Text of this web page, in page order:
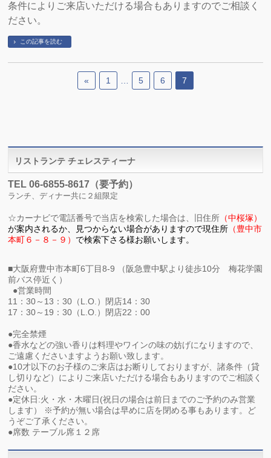
条件によりご来店いただける場合もありますのでご相談く
ださい。
この記事を読む
« 1 5 6 7
リストランテ チェレスティーナ
TEL 06-6855-8617（要予約）
ランチ、ディナー共に２組限定
☆カーナビで電話番号で当店を検索した場合は、旧住所 （中桜塚）
が案内されるか、見つからない場合がありますので現住所 （豊中市
本町６－８－９） で検索下さる様お願いします。
■大阪府豊中市本町6丁目8-9 （阪急豊中駅より徒歩10分 梅花学園
前バス停近く）
●営業時間
11：30～13：30（L.O.）閉店14：30
17：30～19：30（L.O.）閉店22：00
●完全禁煙
●香水などの強い香りは料理やワインの味の妨げになりますので、
ご遠慮くださいますようお願い致します。
●10才以下のお子様のご来店はお断りしておりますが、諸条件（貸
し切りなど）によりご来店いただける場合もありますのでご相談く
ださい。
●定休日:火・水・木曜日(祝日の場合は前日までのご予約のみ営業
します） ※予約が無い場合は早めに店を閉める事もあります。ど
うぞご了承ください。
●席数 テーブル席１２席